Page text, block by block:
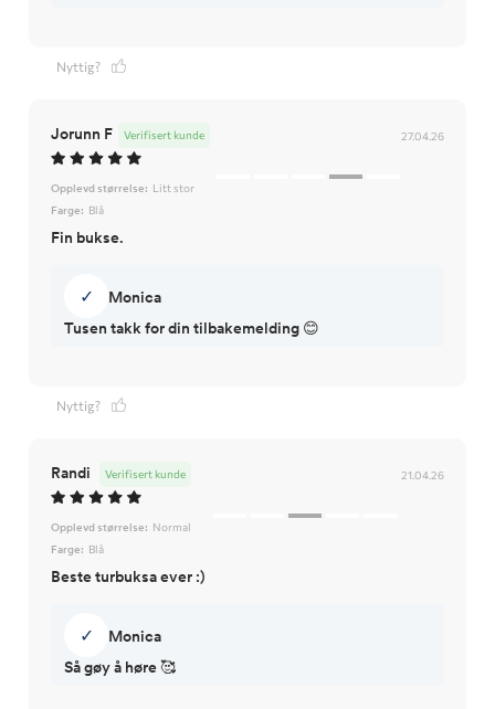
Nyttig?
Jorunn F 27.04.26
Verifisert kunde
Opplevd størrelse: Litt stor
Farge: Blå
Fin bukse.
✓
Monica
Tusen takk for din tilbakemelding 😊
Nyttig?
Randi 21.04.26
Verifisert kunde
Opplevd størrelse: Normal
Farge: Blå
Beste turbuksa ever :)
✓
Monica
Så gøy å høre 🥰